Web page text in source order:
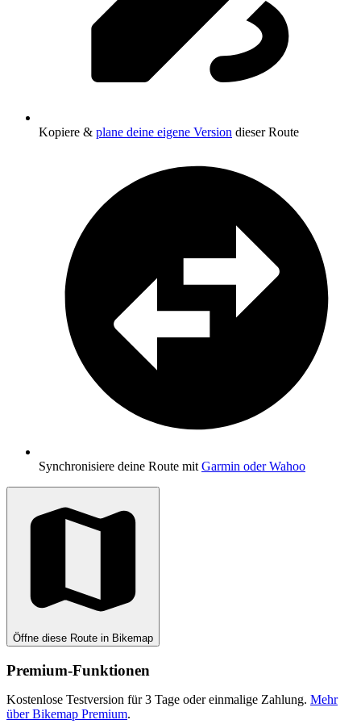
Kopiere & plane deine eigene Version dieser Route
Synchronisiere deine Route mit Garmin oder Wahoo
Öffne diese Route in Bikemap
Premium-Funktionen
Kostenlose Testversion für 3 Tage oder einmalige Zahlung. Mehr
über Bikemap Premium.